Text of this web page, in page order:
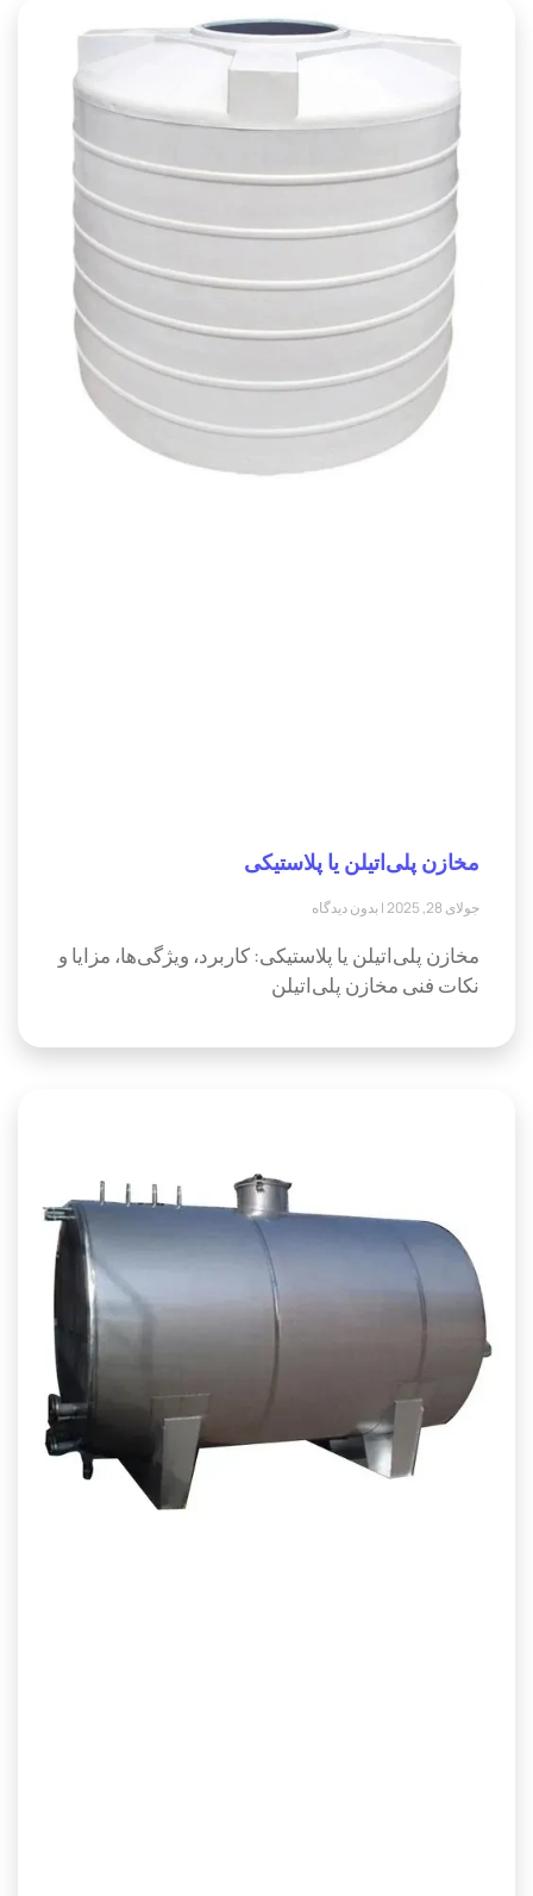
مخازن پلی‌اتیلن یا پلاستیکی
جولای 28, 2025 بدون دیدگاه
مخازن پلی‌اتیلن یا پلاستیکی: کاربرد، ویژگی‌ها، مزایا و
نکات فنی مخازن پلی‌اتیلن